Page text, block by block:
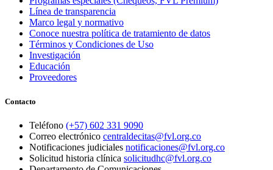
Línea de transparencia
Marco legal y normativo
Conoce nuestra política de tratamiento de datos
Términos y Condiciones de Uso
Investigación
Educación
Proveedores
Contacto
Teléfono (+57) 602 331 9090
Correo electrónico centraldecitas@fvl.org.co
Notificaciones judiciales notificaciones@fvl.org.co
Solicitud historia clínica solicitudhc@fvl.org.co